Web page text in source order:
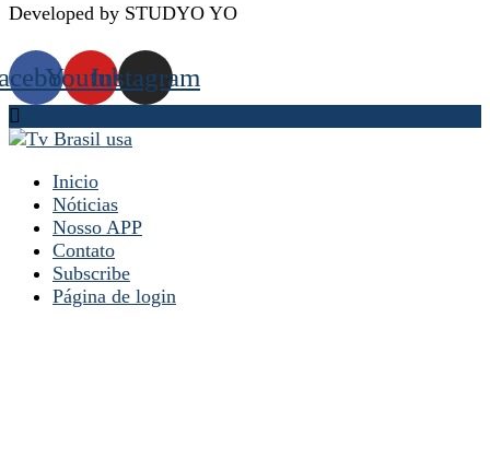
Developed by STUDYO YO
YoutubeInstagram
Inicio
Nóticias
Nosso APP
Contato
Subscribe
Página de login